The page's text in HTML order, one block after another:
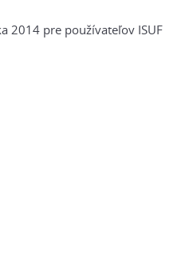
2014 pre používateľov ISUF